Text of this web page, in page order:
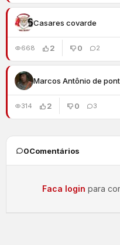
Casares covarde
668 2 0 2
Marcos Antônio de
314 2 0 3
0Comentários
Faca login para